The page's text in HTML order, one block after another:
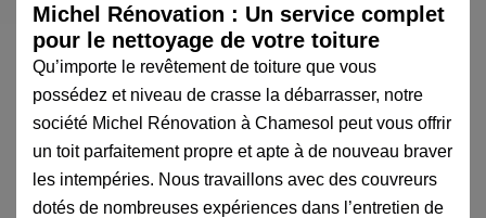
Michel Rénovation : Un service complet
pour le nettoyage de votre toiture
Qu’importe le revêtement de toiture que vous
possédez et niveau de crasse la débarrasser, notre
société Michel Rénovation à Chamesol peut vous offrir
un toit parfaitement propre et apte à de nouveau braver
les intempéries. Nous travaillons avec des couvreurs
dotés de nombreuses expériences dans l’entretien de